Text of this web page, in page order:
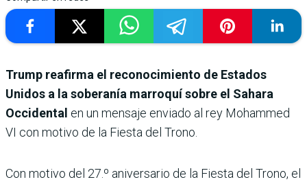
Trump reafirma el reconocimiento de Estados
Unidos a la soberanía marroquí sobre el Sahara
Occidental en un mensaje enviado al rey Mohammed
VI con motivo de la Fiesta del Trono.
Con motivo del 27.º aniversario de la Fiesta del Trono, el